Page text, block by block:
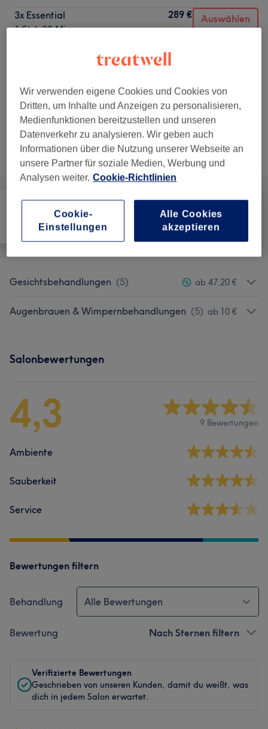
3x Essential
1 Std. 20 Min.
289 € Auswählen
359 €
3x Exclusive
2 Std.
449 € Auswählen
Nicht gefunden wonach du gesucht hast?
Alle Services
Haarentfernung Gesicht
Gesichtsbehandlungen (5) ab 47,20 €
Augenbrauen & Wimpernbehandlungen (5) ab 10 €
Salonbewertungen
4,3 9 Bewertungen
Ambiente
Sauberkeit
Service
Bewertungen filtern
Behandlung Alle Bewertungen
Bewertung Nach Sternen filtern
Verifizierte Bewertungen
Geschrieben von unseren Kunden, damit du weißt, was
dich in jedem Salon erwartet.
Wir verwenden eigene Cookies und Cookies von
Dritten, um Inhalte und Anzeigen zu personalisieren,
Medienfunktionen bereitzustellen und unseren
Datenverkehr zu analysieren. Wir geben auch
Informationen über die Nutzung unserer Webseite an
unsere Partner für soziale Medien, Werbung und
Analysen weiter. Cookie-Richtlinien
Cookie-
Einstellungen
Alle Cookies
akzeptieren